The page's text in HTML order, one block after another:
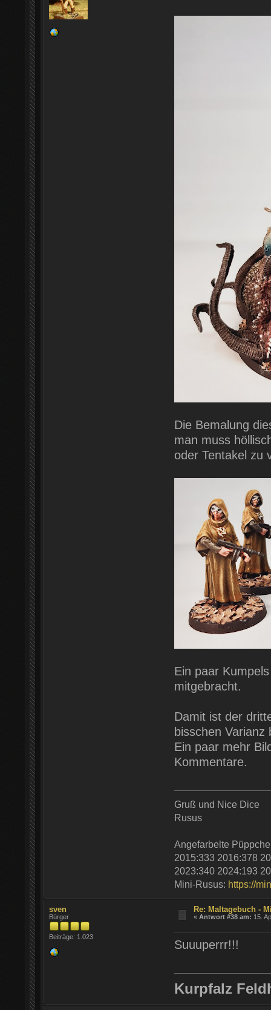
Die Bemalung
man muss
oder Tentakel zu
Ein paar
mitgebracht.
Damit ist der
bisschen Varianz
Ein paar mehr
Kommentare.
Gruß und Nice Dice
Rusus
Angefarbelte
2015:333 2016:378
2023:340 2024:193
Mini-Rusus: https://
sven
Bürger
Beiträge: 1.023
Re: Maltagebuch -
«Antwort #38 am: 15.
Suuuperrr!!!
Kurpfalz